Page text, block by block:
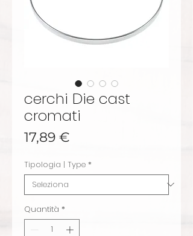
cerchi Die cast
cromati
17,89 €
Tipologia | Type *
Quantità *